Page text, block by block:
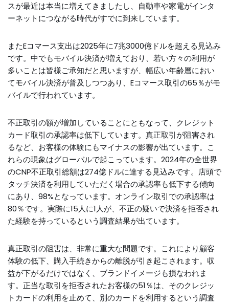
スが最近は本当に増えてきましたし、自動車や家電がインタ
ーネットにつながる時代がすでに到来しています。
またEコマース支出は2025年に7兆3000億ドルを超える見込み
です。中でもモバイル決済が増えており、若い方々の利用が
多いことは皆様ご承知だと思いますが、幅広い年齢層におい
てモバイル決済が普及しつつあり、Eコマース取引の65％がモ
バイルで行われています。
不正取引の額が増加していることにともなって、クレジット
カード取引の承認率は低下しています。真正取引が阻害され
るなど、お客様の体験にもマイナスの影響が出ています。こ
れらの現象はグローバルで起こっています。2024年の全世界
のCNP不正取引総額は274億ドルに達する見込みです。店頭で
タッチ決済を利用していただく場合の承認率も低下する傾向
にあり、98%となっています。オンライン取引での承認率は
80％です。実際に15人に1人が、不正の疑いで決済を拒否され
た経験を持っているという調査結果が出ています。
真正取引の阻害は、非常に重大な問題です。これにより顧客
体験の低下、購入手続きからの離脱が引き起こされます。収
益が下がるだけではなく、ブランドイメージも損なわれま
す。正当な取引を拒否されたお客様の51％は、そのクレジッ
トカードの利用を止めて、別のカードを利用するという調査